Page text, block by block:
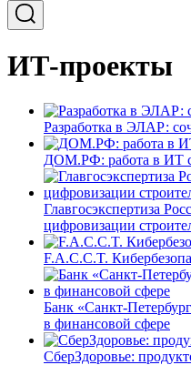
ИТ-проекты
Разработка в ЭЛАР:
ДОМ.РФ: работа в ИТ
Главгосэкспертиза
цифровизации
F.A.C.C.T.
Банк «Санкт-
в финансовой сфере
СберЗдоровье: